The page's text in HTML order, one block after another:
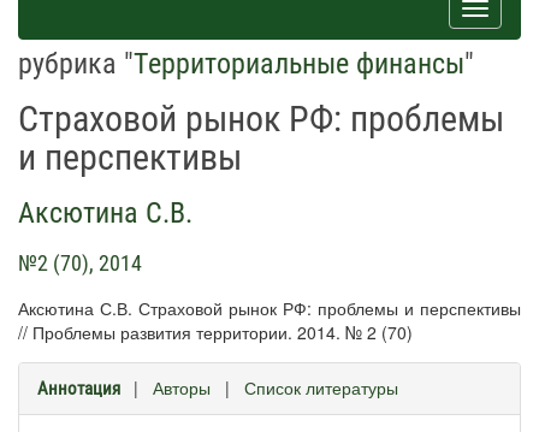
Toggle
рубрика "Территориальные финансы"
Страховой рынок РФ: проблемы
и перспективы
Аксютина С.В.
№2 (70), 2014
Аксютина С.В. Страховой рынок РФ: проблемы и перспективы
// Проблемы развития территории. 2014. № 2 (70)
Аннотация | Авторы | Список литературы